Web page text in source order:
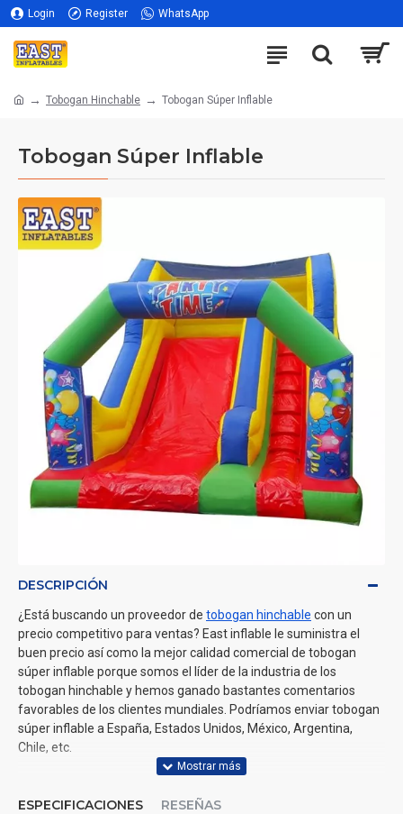
Login Register WhatsApp
Tobogan Hinchable Tobogan Súper Inflable
Tobogan Súper Inflable
DESCRIPCIÓN
¿Está buscando un proveedor de tobogan hinchable con un
precio competitivo para ventas? East inflable le suministra el
buen precio así como la mejor calidad comercial de tobogan
súper inflable porque somos el líder de la industria de los
tobogan hinchable y hemos ganado bastantes comentarios
favorables de los clientes mundiales. Podríamos enviar tobogan
súper inflable a España, Estados Unidos, México, Argentina,
Chile, etc.
ESPECIFICACIONES RESEÑAS